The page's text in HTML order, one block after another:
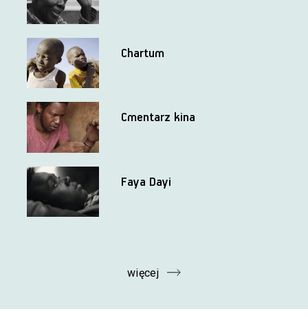
Chartum
Cmentarz kina
Faya Dayi
więcej